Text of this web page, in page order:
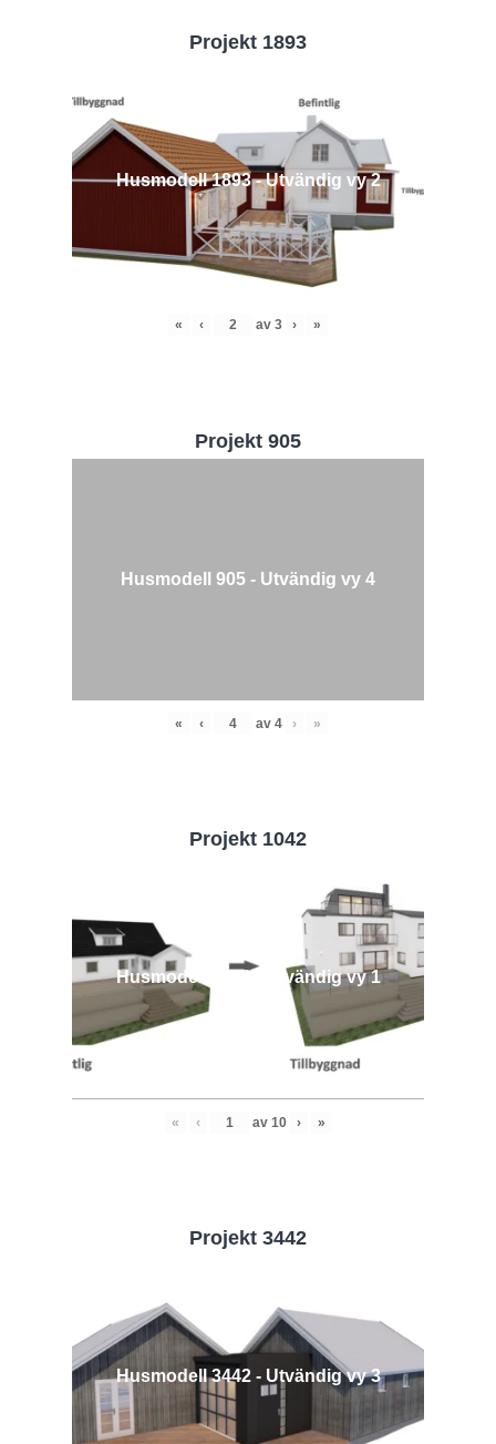
Projekt 1893
Husmodell 1893 - Utvändig vy 2
« ‹ av 3 › »
Projekt 905
Husmodell 905 - Utvändig vy 4
« ‹ av 4 › »
Projekt 1042
Husmodell 1042 - Utvändig vy 1
« ‹ av 10 › »
Projekt 3442
Husmodell 3442 - Utvändig vy 3